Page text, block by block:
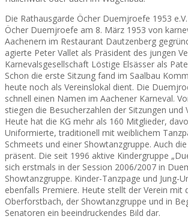
Die Rathausgarde Öcher Duemjroefe 1953
Öcher Duemjroefe am 8. März 1953 von
Aachenern im Restaurant Dautzenberg
agierte Peter Vallet als Präsident des jungen
Karnevalsgesellschaft Löstige Elsässer als
Schon die erste Sitzung fand im Saalbau
heute noch als Vereinslokal dient. Die
schnell einen Namen im Aachener Karneval.
stiegen die Besucherzahlen der Sitzungen und
Heute hat die KG mehr als 160 Mitglieder,
Uniformierte, traditionell mit weiblichem
Schmeets und einer Showtanzgruppe. Auch
präsent. Die seit 1996 aktive Kindergruppe
sich erstmals in der Session 2006/2007 in
Showtanzgruppe. Kinder-Tanzpage und Jung-
ebenfalls Premiere. Heute stellt der Verein mit
Oberforstbach, der Showtanzgruppe und in
Senatoren ein beeindruckendes Bild dar.